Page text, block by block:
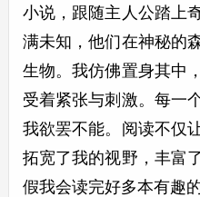
小说，跟随主人公踏上
满未知，他们在神秘的
生物。我仿佛置身其中
受着紧张与刺激。每一
我欲罢不能。阅读不仅
拓宽了我的视野，丰富
假我会读完好多本有趣的